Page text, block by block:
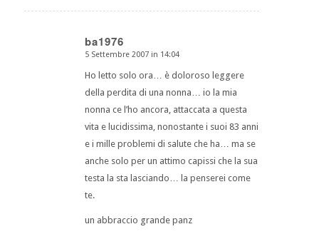
ba1976
dice:
5 Settembre 2007 in 14:04
Ho letto solo ora… è doloroso leggere
della perdita di una nonna… io la mia
nonna ce l’ho ancora, attaccata a questa
vita e lucidissima, nonostante i suoi 83 anni
e i mille problemi di salute che ha… ma se
anche solo per un attimo capissi che la sua
testa la sta lasciando… la penserei come
te.
un abbraccio grande panz